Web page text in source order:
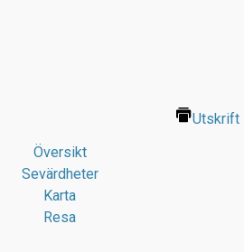
Utskrift
Översikt
Sevärdheter
Karta
Resa